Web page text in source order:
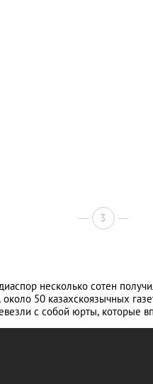
3
несколько сотен
50 казахскоязычных
с собой юрты, которые